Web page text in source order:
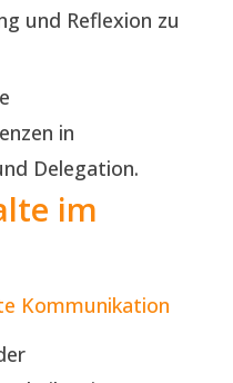
und Reflexion zu
in
Delegation.
im
Kommunikation